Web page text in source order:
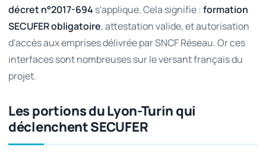
décret n°2017-694 s'applique. Cela signifie : formation
SECUFER obligatoire, attestation valide, et autorisation
d'accès aux emprises délivrée par SNCF Réseau. Or ces
interfaces sont nombreuses sur le versant français du
projet.
Les portions du Lyon-Turin qui
déclenchent SECUFER